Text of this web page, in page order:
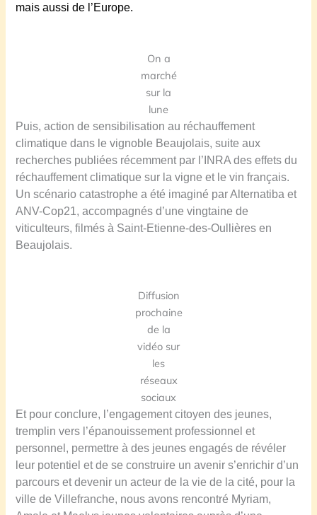
mais aussi de l’Europe.
On a
marché
sur la
lune
Puis, action de sensibilisation au réchauffement
climatique dans le vignoble Beaujolais, suite aux
recherches publiées récemment par l’INRA des effets du
réchauffement climatique sur la vigne et le vin français.
Un scénario catastrophe a été imaginé par Alternatiba et
ANV-Cop21, accompagnés d’une vingtaine de
viticulteurs, filmés à Saint-Etienne-des-Oullières en
Beaujolais.
Diffusion
prochaine
de la
vidéo sur
les
réseaux
sociaux
Et pour conclure, l’engagement citoyen des jeunes,
tremplin vers l’épanouissement professionnel et
personnel, permettre à des jeunes engagés de révéler
leur potentiel et de se construire un avenir s’enrichir d’un
parcours et devenir un acteur de la vie de la cité, pour la
ville de Villefranche, nous avons rencontré Myriam,